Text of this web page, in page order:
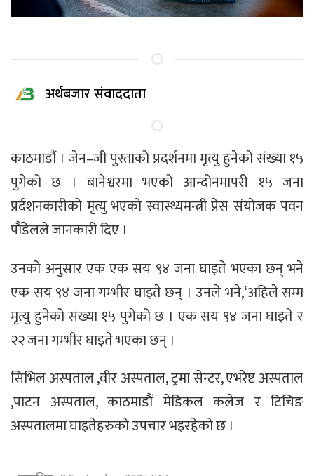
अर्थबजार संवाददाता
काठमाडौं । जेन–जी पुस्ताको प्रदर्शनमा मृत्यु हुनेको संख्या १५
पुगेको छ । बानेश्वरमा भएको आन्दोनमापरी १५ जना
प्रर्दशनकारीको मृत्यु भएको स्वास्थ्यमन्त्री प्रेस संयोजक पवन
पौंडेलले जानकारी दिए ।
उनको अनुसार एक एक सय ९४ जना घाइते भएका छन् भने
एक सय ९४ जना गम्भीर घाइते छन् । उनले भने,‘अहिले सम्म
मृत्यु हुनेको संख्या १५ पुगेको छ । एक सय ९४ जना घाइते र
२२ जना गम्भीर घाइते भएका छन् ।
सिभिल अस्पताल ,वीर अस्पताल, ट्रमा सेन्टर, एभरेष्ट अस्पताल
,पाटन अस्पताल, काठमाडौं मेडिकल कलेज र टिचिङ
अस्पतालमा घाइतेहरुको उपचार भइरहेको छ ।